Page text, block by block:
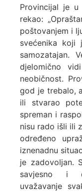
Provincijal je u
rekao:
poštovanjem i
svećenika koji
samozatajan.
djelomično
neobičnost.
god je trebalo,
ili stvarao
spreman i
nisu rado išli ili
određeno
iznenadnu
je zadovoljan.
savjesno i
uvažavanje